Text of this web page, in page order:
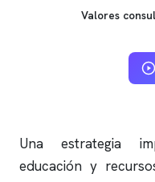
Valores
Una estrategia
educación y